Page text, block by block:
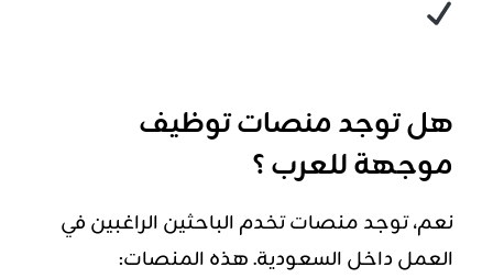
هل توجد منصات توظيف
موجهة للعرب ؟
نعم، توجد منصات تخدم الباحثين الراغبين في
العمل داخل السعودية. هذه المنصات: